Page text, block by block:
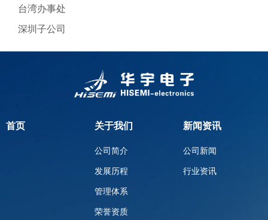
台湾办事处
深圳子公司
首页 关于我们
公司简介
发展历程
管理体系
荣誉资质
新闻资讯
公司新闻
行业资讯